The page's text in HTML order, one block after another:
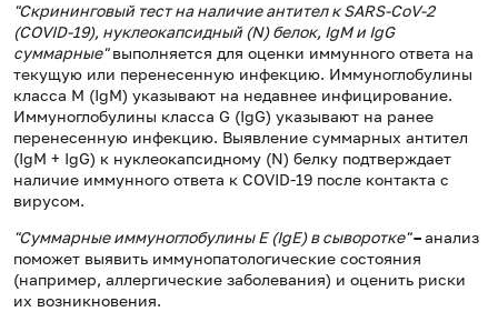
"Скрининговый тест на наличие антител к SARS-CoV-2
(COVID-19), нуклеокапсидный (N) белок, IgM и IgG
суммарные"выполняется для оценки иммунного ответа на
текущую или перенесенную инфекцию. Иммуноглобулины
класса M (IgM) указывают на недавнее инфицирование.
Иммуноглобулины класса G (IgG) указывают на ранее
перенесенную инфекцию. Выявление суммарных антител
(IgM + IgG) к нуклеокапсидному (N) белку подтверждает
наличие иммунного ответа к COVID-19 после контакта с
вирусом.
"Суммарные иммуноглобулины E (IgE) в сыворотке"–анализ
поможет выявить иммунопатологические состояния
(например, аллергические заболевания) и оценить риски
их возникновения.